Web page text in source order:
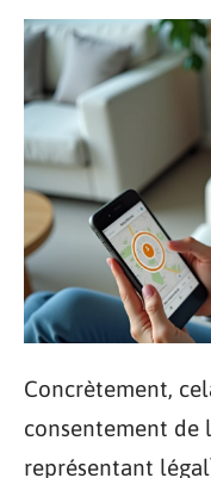
Concrètement,
consentement de
représentant